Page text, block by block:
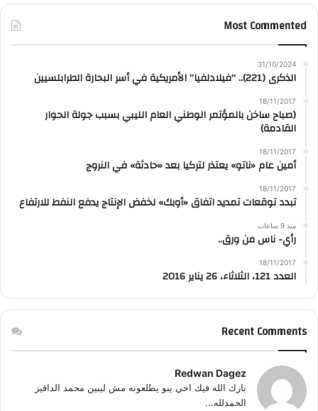
Most Commented
31/10/2024
الذكرى (221).. “فيلادلفيا” الأمريكية في أسر البحارة الطرابلسيين
18/11/2017
(صباح ساخن بالمؤتمر الوطني العام الليبي بسبب جولة الحوار
القادمة)
18/11/2017
أمين عام «ناتو» يعتذر لتركيا بعد «حادثة» في النروج
18/11/2017
تبدد توقعات تمديد اتفاق «أوبك» لخفض الإنتاج يدفع النفط للارتفاع
منذ 9 ساعات
رأي- ناس من ورق..
18/11/2017
العدد 121، الثلاثاء، 26 يناير 2016
Recent Comments
Redwan Dagez
بارك الله فيك اخي يبو يطلعونه مش ليبين محمد الداقيز
الحمدلله...